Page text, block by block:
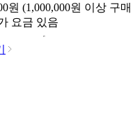
원 (1,000,000원 이상 구
요금 있음